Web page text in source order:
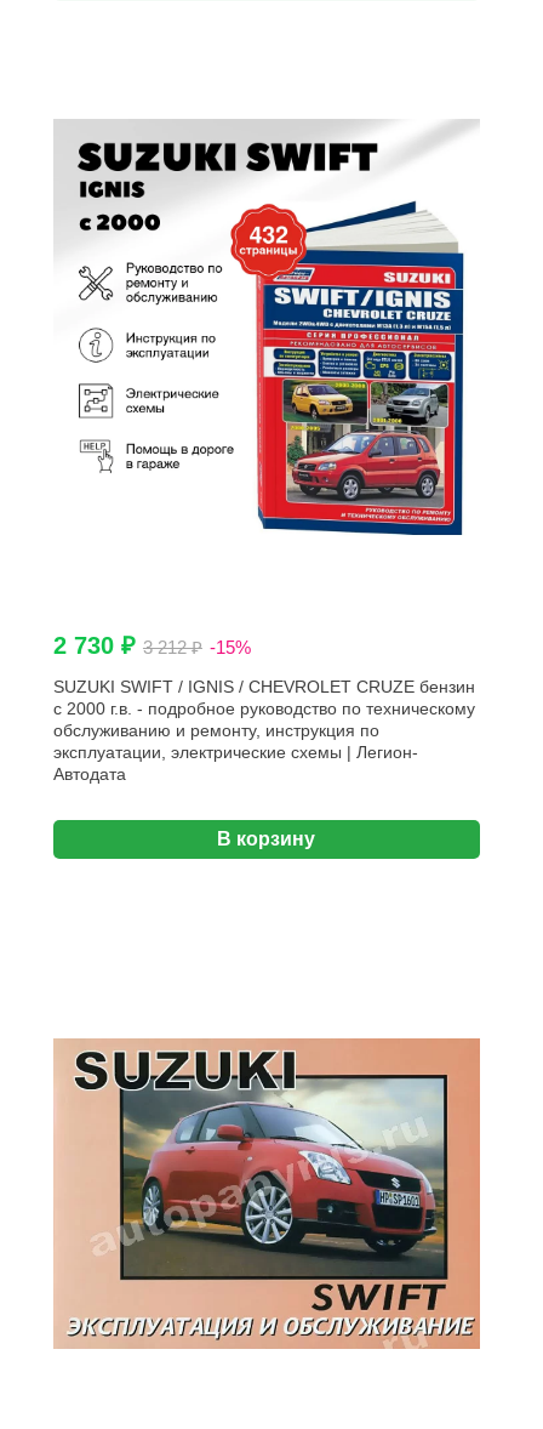
2 730 ₽ 3 212 ₽ -15%
SUZUKI SWIFT / IGNIS / CHEVROLET CRUZE бензин
с 2000 г.в. - подробное руководство по техническому
обслуживанию и ремонту, инструкция по
эксплуатации, электрические схемы | Легион-
Aвтодата
В корзину